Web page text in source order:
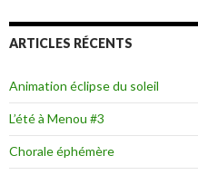
ARTICLES RÉCENTS
Animation éclipse du soleil
L’été à Menou #3
Chorale éphémère